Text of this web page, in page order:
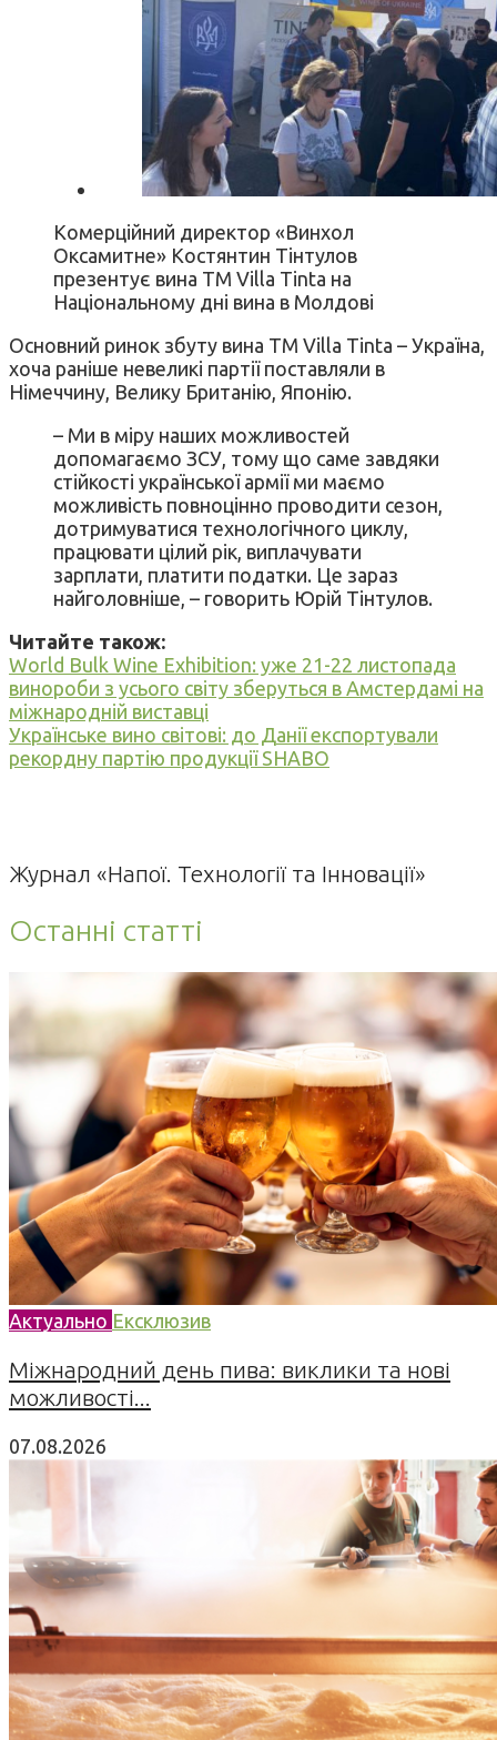
Комерційний директор «Винхол
Оксамитне» Костянтин Тінтулов
презентує вина ТМ Villa Tinta на
Національному дні вина в Молдові
Основний ринок збуту вина ТМ Villa Tinta – Україна,
хоча раніше невеликі партії поставляли в
Німеччину, Велику Британію, Японію.
– Ми в міру наших можливостей
допомагаємо ЗСУ, тому що саме завдяки
стійкості української армії ми маємо
можливість повноцінно проводити сезон,
дотримуватися технологічного циклу,
працювати цілий рік, виплачувати
зарплати, платити податки. Це зараз
найголовніше, – говорить Юрій Тінтулов.
Читайте також:
World Bulk Wine Exhibition: уже 21-22 листопада
винороби з усього світу зберуться в Амстердамі на
міжнародній виставці
Українське вино світові: до Данії експортували
рекордну партію продукції SHABO
Журнал «Напої. Технології та Інновації»
Останні статті
Актуально Ексклюзив
Міжнародний день пива: виклики та нові
можливості...
07.08.2026